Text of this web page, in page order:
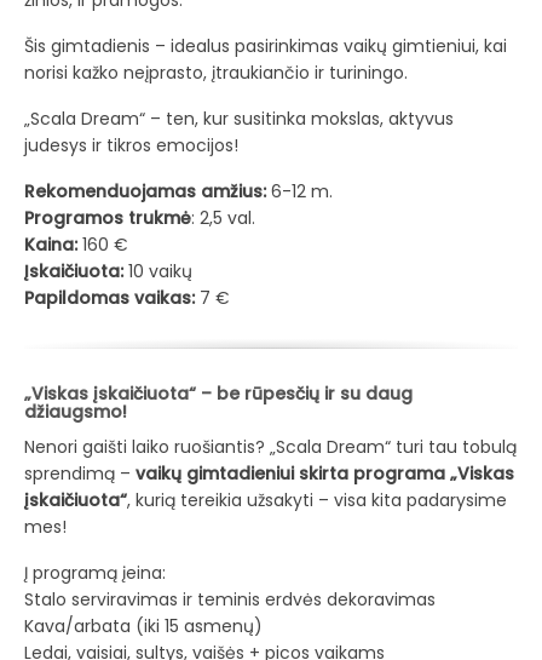
Šis gimtadienis – idealus pasirinkimas vaikų gimtieniui, kai
norisi kažko neįprasto, įtraukiančio ir turiningo.
„Scala Dream“ – ten, kur susitinka mokslas, aktyvus
judesys ir tikros emocijos!
Rekomenduojamas amžius:6-12 m.
Programos trukmė: 2,5 val.
Kaina:160 €
Įskaičiuota:10 vaikų
Papildomas vaikas:7 €
„Viskas įskaičiuota“ – be rūpesčių ir su daug
džiaugsmo!
Nenori gaišti laiko ruošiantis? „Scala Dream“ turi tau tobulą
sprendimą – vaikų gimtadieniui skirta programa „Viskas
įskaičiuota“, kurią tereikia užsakyti – visa kita padarysime
mes!
Į programą įeina:
Stalo serviravimas ir teminis erdvės dekoravimas
Kava/arbata (iki 15 asmenų)
Ledai, vaisiai, sultys, vaišės + picos vaikams